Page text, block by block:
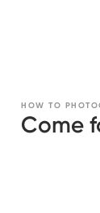
HOW TO
Come